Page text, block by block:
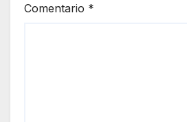
Comentario *